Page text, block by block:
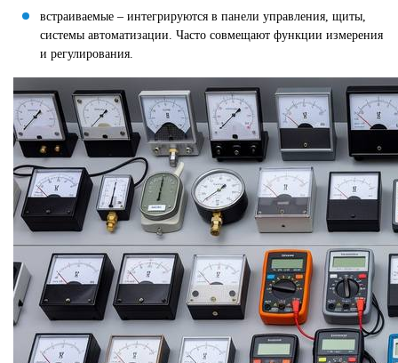
встраиваемые – интегрируются в панели управления, щиты,
системы автоматизации. Часто совмещают функции измерения
и регулирования.